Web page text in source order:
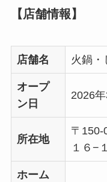
【店舗情報】
店舗名 火鍋・
オープ
ン日
2026
所在地
〒150-
１６−
ホーム